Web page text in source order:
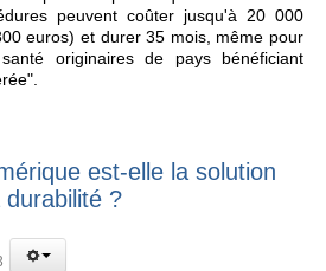
peuvent coûter jusqu'à 20 000
euros) et durer 35 mois, même pour
originaires de pays bénéficiant
est-elle la solution
?